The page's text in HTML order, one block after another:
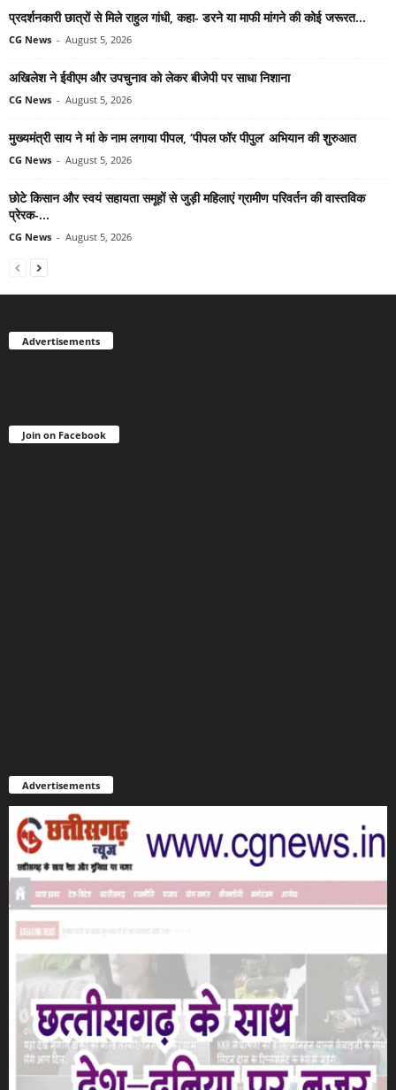
प्रदर्शनकारी छात्रों से मिले राहुल गांधी, कहा- डरने या माफी मांगने की कोई जरूरत...
CG News - August 5, 2026
अखिलेश ने ईवीएम और उपचुनाव को लेकर बीजेपी पर साधा निशाना
CG News - August 5, 2026
मुख्यमंत्री साय ने मां के नाम लगाया पीपल, ‘पीपल फॉर पीपुल’ अभियान की शुरुआत
CG News - August 5, 2026
छोटे किसान और स्वयं सहायता समूहों से जुड़ी महिलाएं ग्रामीण परिवर्तन की वास्तविक
प्रेरक-...
CG News - August 5, 2026
Advertisements
Join on Facebook
Advertisements